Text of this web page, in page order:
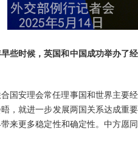
些时候，英国和中国成功举办了
国安理会常任理事国和世界主要
，就进一步发展两国关系达成重
来更多稳定性和确定性。中方愿